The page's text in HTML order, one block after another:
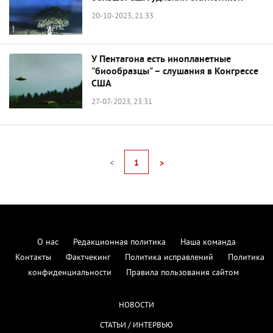
20-10-2023, 21:33
У Пентагона есть инопланетные
"биообразцы" – слушания в Конгрессе
США
27-07-2023, 23:31
< 1 >
О нас Редакционная политика
Наша команда
Контакты
Фактчекинг Политика исправлений
Политика
конфиденциальности
Правила пользования сайтом
НОВОСТИ
СТАТЬИ / ИНТЕРВЬЮ